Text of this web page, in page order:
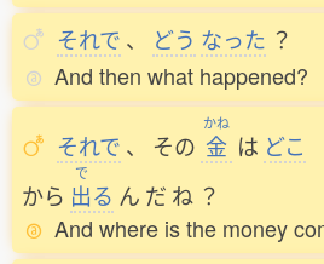
それで 、 どう なった ？
And then what happened?
それで 、 その
かね
金 は どこ
から
で
出る ん だ ね ？
And where is the money